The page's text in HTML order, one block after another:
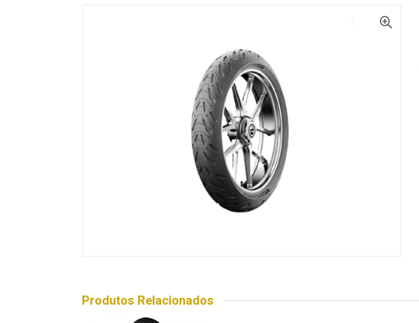
Produtos Relacionados